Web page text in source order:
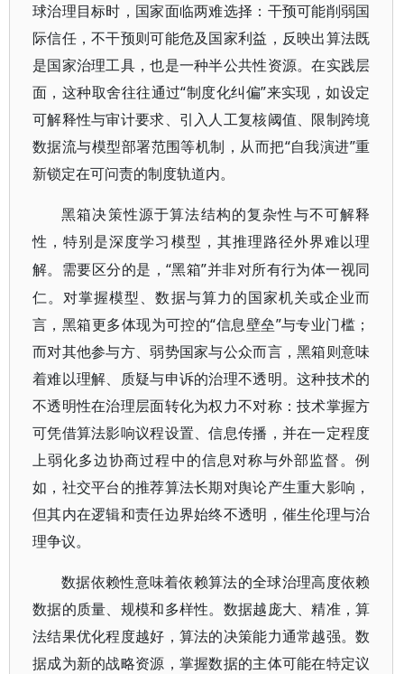
球治理目标时，国家面临两难选择：干预可能削弱国
际信任，不干预则可能危及国家利益，反映出算法既
是国家治理工具，也是一种半公共性资源。在实践层
面，这种取舍往往通过“制度化纠偏”来实现，如设定
可解释性与审计要求、引入人工复核阈值、限制跨境
数据流与模型部署范围等机制，从而把“自我演进”重
新锁定在可问责的制度轨道内。
黑箱决策性源于算法结构的复杂性与不可解释
性，特别是深度学习模型，其推理路径外界难以理
解。需要区分的是，“黑箱”并非对所有行为体一视同
仁。对掌握模型、数据与算力的国家机关或企业而
言，黑箱更多体现为可控的“信息壁垒”与专业门槛；
而对其他参与方、弱势国家与公众而言，黑箱则意味
着难以理解、质疑与申诉的治理不透明。这种技术的
不透明性在治理层面转化为权力不对称：技术掌握方
可凭借算法影响议程设置、信息传播，并在一定程度
上弱化多边协商过程中的信息对称与外部监督。例
如，社交平台的推荐算法长期对舆论产生重大影响，
但其内在逻辑和责任边界始终不透明，催生伦理与治
理争议。
数据依赖性意味着依赖算法的全球治理高度依赖
数据的质量、规模和多样性。数据越庞大、精准，算
法结果优化程度越好，算法的决策能力通常越强。数
据成为新的战略资源，掌握数据的主体可能在特定议